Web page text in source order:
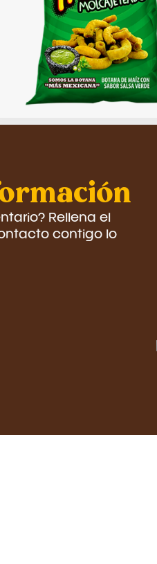
Rellena el
contigo lo